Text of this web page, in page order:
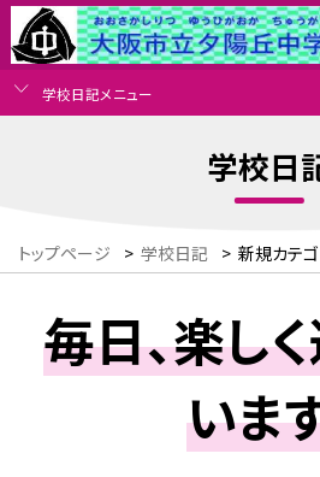
学校日記メニュー
学校日
トップページ > 学校日記 > 新規カテゴ
毎日、楽し
いま